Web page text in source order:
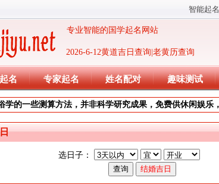
智能起名
2026-6-12黄道吉日查询|老黄历查询
专业智能的国学起名网站
名 专家起名 姓名配对 趣味测试
学的一些测算方法，并非科学研究成果，免费供休闲娱乐
选日子：